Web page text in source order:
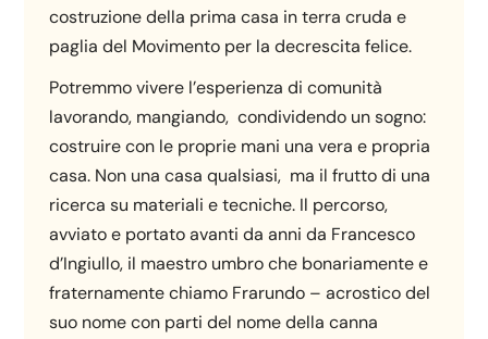
costruzione della prima casa in terra cruda e
paglia del Movimento per la decrescita felice.
Potremmo vivere l’esperienza di comunità
lavorando, mangiando, condividendo un sogno:
costruire con le proprie mani una vera e propria
casa. Non una casa qualsiasi, ma il frutto di una
ricerca su materiali e tecniche. Il percorso,
avviato e portato avanti da anni da Francesco
d’Ingiullo, il maestro umbro che bonariamente e
fraternamente chiamo Frarundo – acrostico del
suo nome con parti del nome della canna